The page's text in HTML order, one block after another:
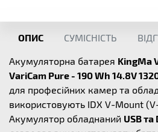
ОПИС СУМІСНІСТЬ
Акумуляторна батарея KingMa
VariCam Pure - 190 Wh 14.8V
для професійних камер та
використовують IDX V-Mount
Акумулятор обладнаний USB та